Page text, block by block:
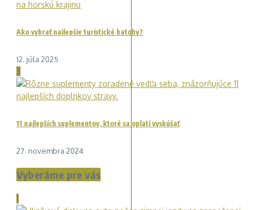
Ako vybrať najlepšie turistické batohy?
12. júla 2025
3
11 najlepších suplementov, ktoré sa oplatí vyskúšať
27. novembra 2024
Vyberáme pre vás
1